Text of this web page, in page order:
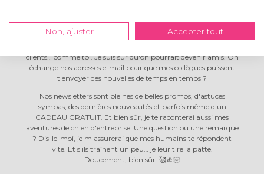
détendre, je fais de longues balades pendant les pauses, et mes
collègues lancent la balle pour moi dès qu'ils le peuvent. La belle
clients… comme toi. Je suis sûr qu'on pourrait devenir amis. On
échange nos adresses e-mail pour que mes collègues puissent
t'envoyer des nouvelles de temps en temps ?
Nos newsletters sont pleines de belles promos, d'astuces
sympas, des dernières nouveautés et parfois même d'un
CADEAU GRATUIT. Et bien sûr, je te raconterai aussi mes
aventures de chien d'entreprise. Une question ou une remarque
? Dis-le-moi, je m'assurerai que mes humains te répondent
vite. Et s'ils traînent un peu… je leur tire la patte.
Doucement, bien sûr. 🥰👍🏻
Non, ajuster Accepter tout